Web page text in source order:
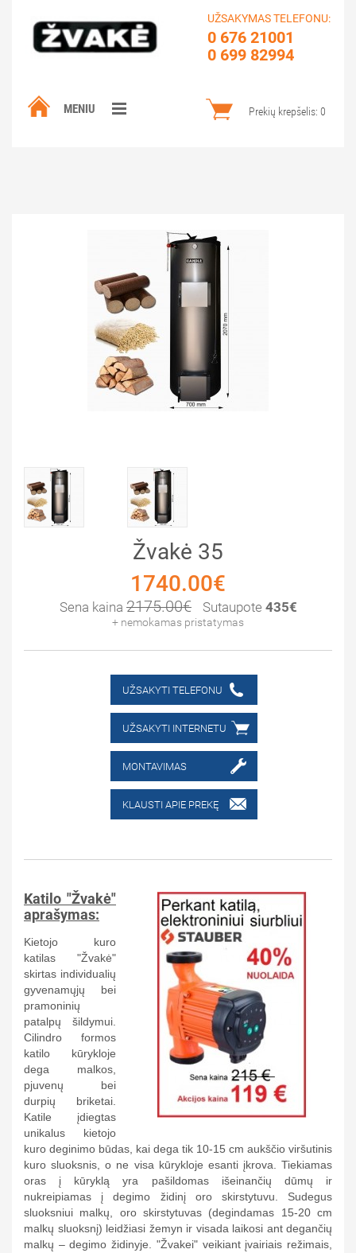
UŽSAKYMAS TELEFONU:
0 676 21001
0 699 82994
Prekių krepšelis: 0
MENIU
Žvakė 35
1740.00€
Sena kaina 2175.00€ Sutaupote 435€
+ nemokamas pristatymas
UŽSAKYTI TELEFONU
UŽSAKYTI INTERNETU
MONTAVIMAS
KLAUSTI APIE PREKĘ
Katilo "Žvakė"
aprašymas:
Kietojo kuro
katilas "Žvakė"
skirtas individualių
gyvenamųjų bei
pramoninių
patalpų šildymui.
Cilindro formos
katilo kūrykloje
dega malkos,
pjuvenų bei
durpių briketai.
Katile įdiegtas
unikalus kietojo
kuro deginimo būdas, kai dega tik 10-15 cm aukščio viršutinis
kuro sluoksnis, o ne visa kūrykloje esanti įkrova. Tiekiamas
oras į kūryklą yra pašildomas išeinančių dūmų ir
nukreipiamas į degimo židinį oro skirstytuvu. Sudegus
sluoksniui malkų, oro skirstytuvas (degindamas 15-20 cm
malkų sluoksnį) leidžiasi žemyn ir visada laikosi ant degančių
malkų – degimo židinyje. "Žvakei" veikiant įvairiais režimais,